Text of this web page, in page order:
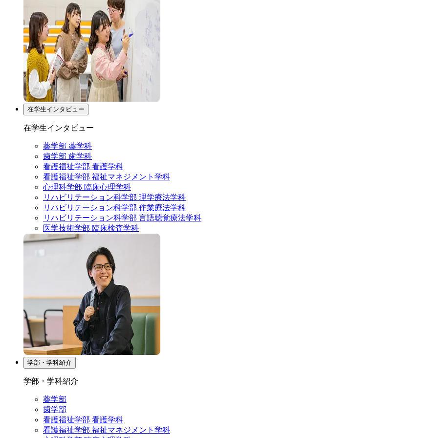
在学生インタビュー
在学生インタビュー
薬学部 薬学科
歯学部 歯学科
看護福祉学部 看護学科
看護福祉学部 福祉マネジメント学科
心理科学部 臨床心理学科
リハビリテーション科学部 理学療法学科
リハビリテーション科学部 作業療法学科
リハビリテーション科学部 言語聴覚療法学科
医学技術学部 臨床検査学科
学部・学科紹介
学部・学科紹介
薬学部
歯学部
看護福祉学部 看護学科
看護福祉学部 福祉マネジメント学科